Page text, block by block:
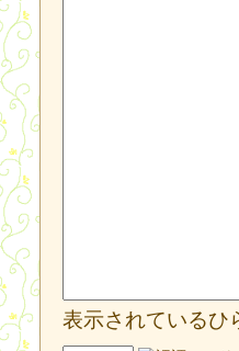
表示されているひ